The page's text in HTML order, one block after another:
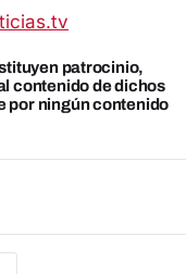
patrocinio,
contenido de dichos
por ningún contenido